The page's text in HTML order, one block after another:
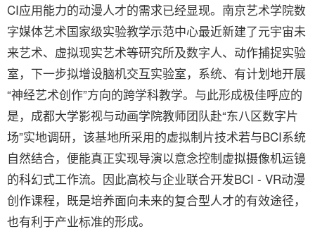
CI应用能力的动漫人才的需求已经显现。南京艺术学院数
字媒体艺术国家级实验教学示范中心最近新建了元宇宙未
来艺术、虚拟现实艺术等研究所及数字人、动作捕捉实验
室，下一步拟增设脑机交互实验室，系统、有计划地开展
“神经艺术创作”方向的跨学科教学。与此形成极佳呼应的
是，成都大学影视与动画学院教师团队赴“东八区数字片
场”实地调研，该基地所采用的虚拟制片技术若与BCI系统
自然结合，便能真正实现导演以意念控制虚拟摄像机运镜
的科幻式工作流。因此高校与企业联合开发BCI - VR动漫
创作课程，既是培养面向未来的复合型人才的有效途径，
也有利于产业标准的形成。